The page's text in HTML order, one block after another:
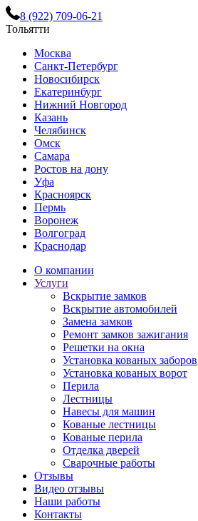
8 (922) 709-06-21
Тольятти
Москва
Санкт-Петербург
Новосибирск
Екатеринбург
Нижний Новгород
Казань
Челябинск
Омск
Самара
Ростов на дону
Уфа
Красноярск
Пермь
Воронеж
Волгоград
Краснодар
О компании
Услуги
Вскрытие замков
Вскрытие автомобилей
Замена замков
Ремонт замков зажигания
Решетки на окна
Установка кованых заборов
Установка кованых ворот
Перила
Лестницы
Навесы для машин
Кованые лестницы
Кованые перила
Отделка дверей
Сварочные работы
Отзывы
Видео отзывы
Наши работы
Контакты